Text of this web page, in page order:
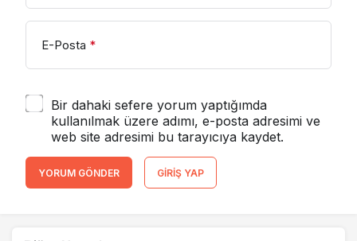
E-Posta *
Bir dahaki sefere yorum yaptığımda
kullanılmak üzere adımı, e-posta adresimi ve
web site adresimi bu tarayıcıya kaydet.
YORUM GÖNDER GIRIŞ YAP